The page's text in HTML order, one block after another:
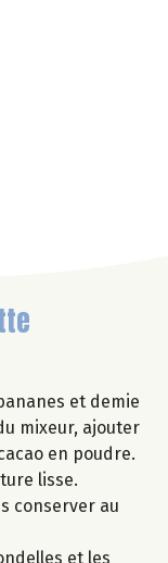
et demie
mixeur, ajouter
en poudre.
lisse.
conserver au
et les